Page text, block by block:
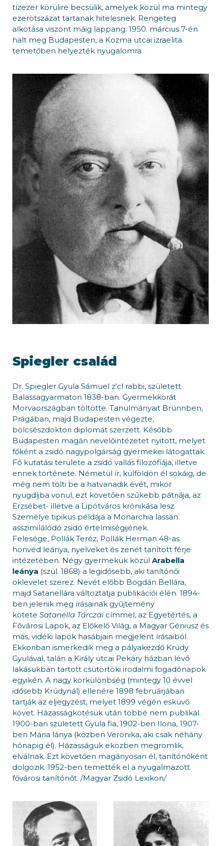
tízezer körülire becsülik, amelyek közül ma mintegy
ezerötszázat tartanak hitelesnek. Rengeteg
alkotása viszont máig lappang. 1950. március 7-én
halt meg Budapesten, a Kozma utcai izraelita
temetőben helyezték nyugalomra.
Spiegler család
Dr. Spiegler Gyula Sámuel z'cl rabbi, született
Balassagyarmaton 1838-ban. Gyermekkorát
Morvaországban töltötte. Tanulmányait Brünnben,
Prágában, majd Budapesten végezte,
bölcsészdoktori diplomát szerzett. Később
Budapesten magán nevelőintézetet nyitott, melyet
főként a zsidó nagypolgárság gyermekei látogattak.
Fő kutatási területe a zsidó vallás filozófiája, illetve
ennek története. Németül ír, külföldön él sokáig, de
még nem tölti be a hatvanadik évét, mikor
nyugdíjba vonul, ezt követően szűkebb pátriája, az
Erzsébet- illetve a Lipótváros krónikása lesz.
Személye tipikus példája a Monarchia lassan
asszimilálódó zsidó értelmiségijének.
Felesége, Pollák Teréz, Pollák Herman 48-as
honvéd leánya, nyelveket és zenét tanított férje
intézetében. Négy gyermekük közül Arabella
leánya (szül. 1868) a legidősebb, aki tanítónői
oklevelet szerez. Nevét előbb Bogdán Bellára,
majd Satanellára változtatja publikációi élén. 1894-
ben jelenik meg írásainak gyűjtemény
kötete Satanella Tárczái címmel, az Egyetértés, a
Fővárosi Lapok, az Előkelő Világ, a Magyar Géniusz és
más, vidéki lapok hasábjain megjelent írásaiból.
Ekkoriban ismerkedik meg a pályakezdő Krúdy
Gyulával, talán a Király utcai Pekáry házban lévő
lakásukban tartott csütörtöki irodalmi fogadónapok
egyikén. A nagy korkülönbség (mintegy 10 évvel
idősebb Krúdynál) ellenére 1898 februárjában
tartják az eljegyzést, melyet 1899 végén esküvő
követ. Házasságkötésük után többé nem publikál.
1900-ban született Gyula fia, 1902-ben Ilona, 1907-
ben Mária lánya (közben Veronika, aki csak néhány
hónapig él). Házasságuk eközben megromlik,
elválnak. Ezt követően magányosan él, tanítónőként
dolgozik. 1952-ben temették el a nyugalmazott
fővárosi tanítónőt. /Magyar Zsidó Lexikon/